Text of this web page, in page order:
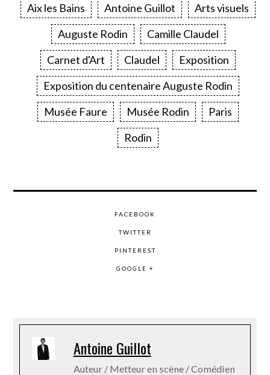
Aix les Bains Antoine Guillot
Arts visuels
Auguste Rodin
Camille Claudel
Carnet d'Art
Claudel
Exposition
Exposition du centenaire Auguste Rodin
Musée Faure
Musée Rodin
Paris
Rodin
FACEBOOK
TWITTER
PINTEREST
GOOGLE +
Antoine Guillot
Auteur / Metteur en scène / Comédien